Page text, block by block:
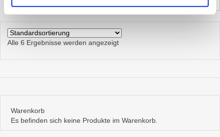
Alle 6 Ergebnisse werden angezeigt
Warenkorb
Es befinden sich keine Produkte im Warenkorb.